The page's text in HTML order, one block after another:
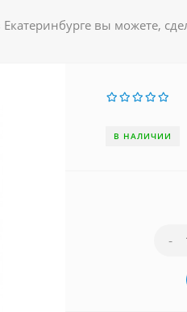
вы можете,
В НАЛИЧИИ
-